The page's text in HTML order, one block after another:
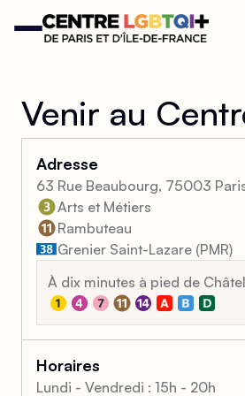
Venir au
Adresse
63 Rue Beaubourg, 75003
Arts et Métiers
Rambuteau
Grenier Saint-Lazare (PMR)
À dix minutes à pied de
Horaires
Lundi - Vendredi : 15h - 20h